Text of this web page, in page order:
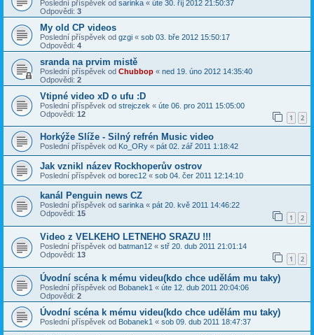
Poslední příspěvek od sarinka « úte 30. říj 2012 21:50:37
Odpovědi: 3
My old CP videos
Poslední příspěvek od gzgi « sob 03. bře 2012 15:50:17
Odpovědi: 4
sranda na prvim mistě
Poslední příspěvek od Chubbop « ned 19. úno 2012 14:35:40
Odpovědi: 2
Vtipné video xD o ufu :D
Poslední příspěvek od strejczek « úte 06. pro 2011 15:05:00
Odpovědi: 12 1 2
Horkýže Slíže - Silný refrén Music video
Poslední příspěvek od Ko_ORy « pát 02. zář 2011 1:18:42
Jak vznikl název Rockhoperův ostrov
Poslední příspěvek od borec12 « sob 04. čer 2011 12:14:10
kanál Penguin news CZ
Poslední příspěvek od sarinka « pát 20. kvě 2011 14:46:22
Odpovědi: 15 1 2
Video z VELKEHO LETNEHO SRAZU !!!
Poslední příspěvek od batman12 « stř 20. dub 2011 21:01:14
Odpovědi: 13 1 2
Úvodní scéna k mému videu(kdo chce udělám mu taky)
Poslední příspěvek od Bobanek1 « úte 12. dub 2011 20:04:06
Odpovědi: 2
Úvodní scéna k mému videu(kdo chce udělám mu taky)
Poslední příspěvek od Bobanek1 « sob 09. dub 2011 18:47:37